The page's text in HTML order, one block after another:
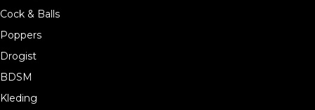
Cock & Balls
Poppers
Drogist
BDSM
Kleding